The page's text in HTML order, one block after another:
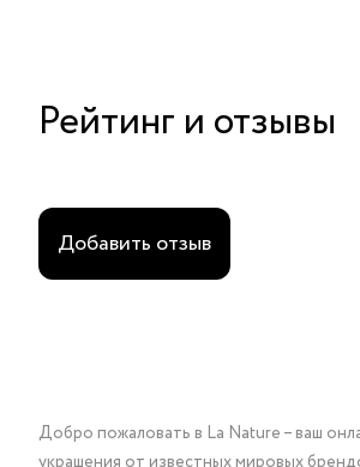
Рейтинг и отзывы
Добавить отзыв
Добро пожаловать в La Nature – ваш